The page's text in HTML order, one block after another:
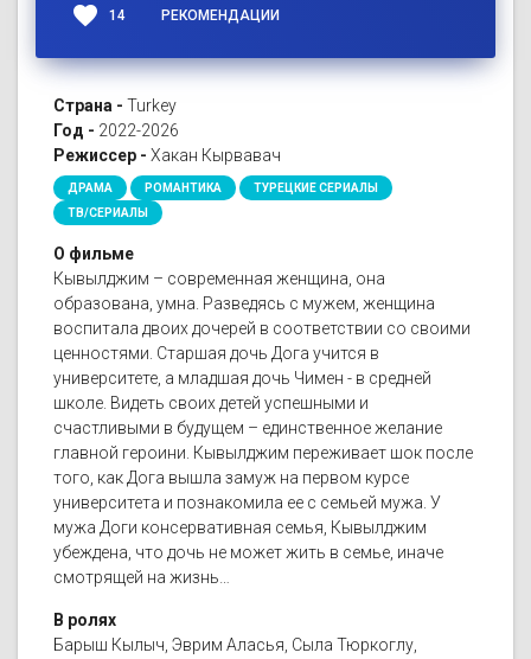
favorite 14 РЕКОМЕНДАЦИИ
Страна - Turkey
Год - 2022-2026
Режиссер - Хакан Кырвавач
ДРАМА РОМАНТИКА
ТУРЕЦКИЕ СЕРИАЛЫ
ТВ/СЕРИАЛЫ
О фильме
Кывылджим – современная женщина, она
образована, умна. Разведясь с мужем, женщина
воспитала двоих дочерей в соответствии со своими
ценностями. Старшая дочь Дога учится в
университете, а младшая дочь Чимен - в средней
школе. Видеть своих детей успешными и
счастливыми в будущем – единственное желание
главной героини. Кывылджим переживает шок после
того, как Дога вышла замуж на первом курсе
университета и познакомила ее с семьей мужа. У
мужа Доги консервативная семья, Кывылджим
убеждена, что дочь не может жить в семье, иначе
смотрящей на жизнь…
В ролях
Барыш Кылыч, Эврим Аласья, Сыла Тюркоглу,